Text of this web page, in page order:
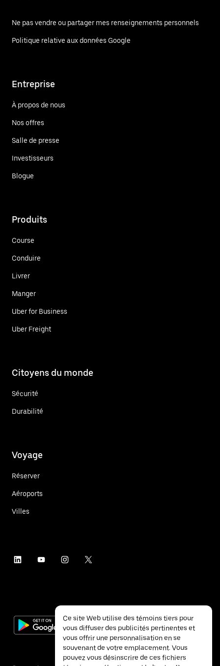
Ne pas vendre ou partager mes renseignements personnels
Politique relative aux données Google
Entreprise
À propos de nous
Nos offres
Salle de presse
Investisseurs
Blogue
Produits
Course
Conduire
Livrer
Manger
Uber for Business
Uber Freight
Citoyens du monde
Sécurité
Durabilité
Voyage
Réserver
Aéroports
Villes
Ce site Web utilise des témoins tiers pour
vous diffuser des publicités pertinentes et
vous offrir une personnalisation en se
souvenant de votre emplacement. Vous
pouvez vous désinscrire de ces fichiers